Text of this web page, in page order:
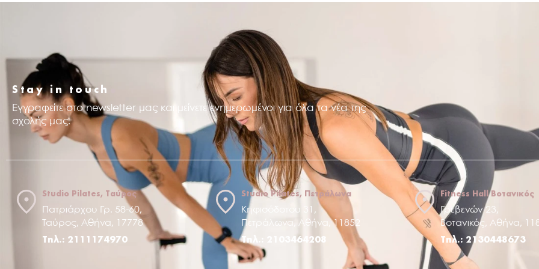
Stay in touch
Εγγραφείτε στο newsletter μας και μείνετε ενημερωμένοι για όλα τα νέα της
σχολής μας.
Studio Pilates, Ταύρος
Πατριάρχου Γρ. 58-60,
Ταύρος, Αθήνα, 17778
Τηλ.: 2111174970
Studio Pilates, Πετράλωνα
Κηφισόδοτου 31,
Πετράλωνα, Αθήνα, 11852
Τηλ.: 2103464208
Fitness Hall Βοτανικός
Γρεβενών 23,
Βοτανικός, Αθήνα,
Τηλ.: 2130448673